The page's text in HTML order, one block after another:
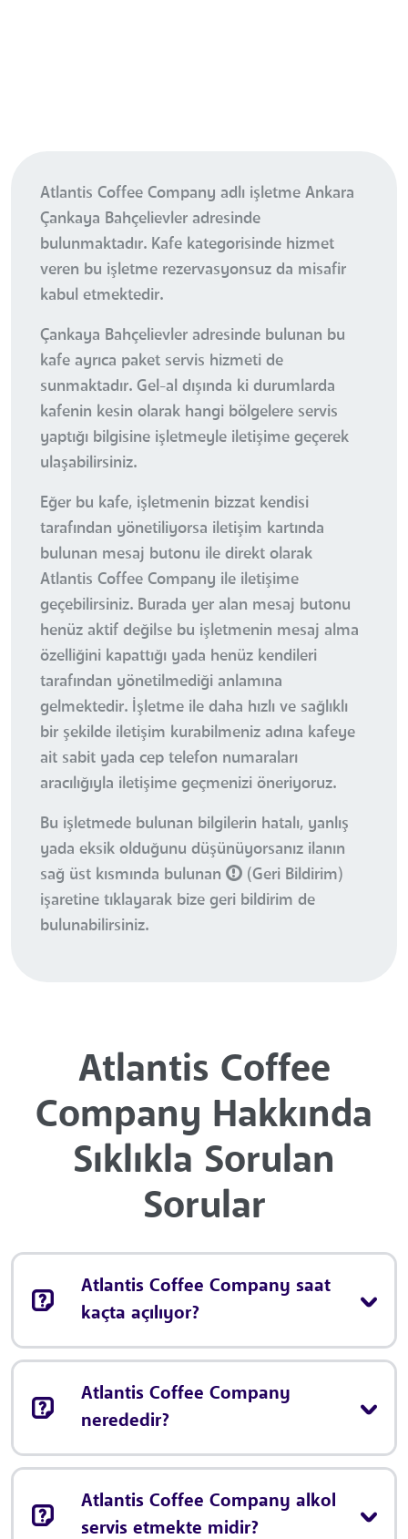
Atlantis Coffee Company adlı işletme Ankara
Çankaya Bahçelievler adresinde
bulunmaktadır. Kafe kategorisinde hizmet
veren bu işletme rezervasyonsuz da misafir
kabul etmektedir.
Çankaya Bahçelievler adresinde bulunan bu
kafe ayrıca paket servis hizmeti de
sunmaktadır. Gel-al dışında ki durumlarda
kafenin kesin olarak hangi bölgelere servis
yaptığı bilgisine işletmeyle iletişime geçerek
ulaşabilirsiniz.
Eğer bu kafe, işletmenin bizzat kendisi
tarafından yönetiliyorsa iletişim kartında
bulunan mesaj butonu ile direkt olarak
Atlantis Coffee Company ile iletişime
geçebilirsiniz. Burada yer alan mesaj butonu
henüz aktif değilse bu işletmenin mesaj alma
özelliğini kapattığı yada henüz kendileri
tarafından yönetilmediği anlamına
gelmektedir. İşletme ile daha hızlı ve sağlıklı
bir şekilde iletişim kurabilmeniz adına kafeye
ait sabit yada cep telefon numaraları
aracılığıyla iletişime geçmenizi öneriyoruz.
Bu işletmede bulunan bilgilerin hatalı, yanlış
yada eksik olduğunu düşünüyorsanız ilanın
sağ üst kısmında bulunan
(Geri Bildirim)
işaretine tıklayarak bize geri bildirim de
bulunabilirsiniz.
Atlantis Coffee
Company Hakkında
Sıklıkla Sorulan
Sorular
Atlantis Coffee Company saat
kaçta açılıyor?
Atlantis Coffee Company
nerededir?
Atlantis Coffee Company alkol
servis etmekte midir?